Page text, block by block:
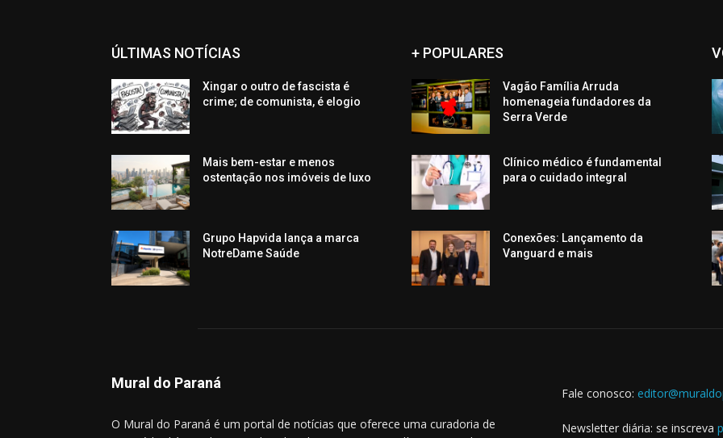
ÚLTIMAS NOTÍCIAS
Xingar o outro de fascista é
crime; de comunista, é elogio
Mais bem-estar e menos
ostentação nos imóveis de luxo
Grupo Hapvida lança a marca
NotreDame Saúde
+ POPULARES
Vagão Família Arruda
homenageia fundadores da
Serra Verde
Clínico médico é fundamental
para o cuidado integral
Conexões: Lançamento da
Vanguard e mais
Mural do Paraná
O Mural do Paraná é um portal de notícias que oferece uma curadoria de
Fale conosco:
Newsletter diária: se inscreva